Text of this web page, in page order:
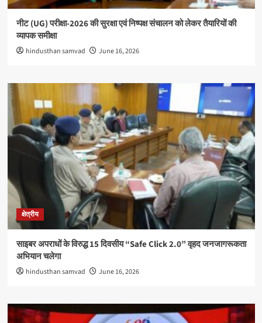
नीट (UG) परीक्षा-2026 की सुरक्षा एवं निष्पक्ष संचालन को लेकर तैयारियों की
व्यापक समीक्षा
hindusthan samvad June 16, 2026
क्षेत्रीय
साइबर अपराधों के विरुद्ध 15 दिवसीय “Safe Click 2.0” वृहद जनजागरूकता
अभियान चलेगा
hindusthan samvad June 16, 2026